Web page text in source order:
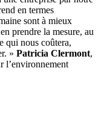
en termes
sont à mieux
prendre la mesure, au
qui nous coûtera,
» Patricia Clermont,
l’environnement